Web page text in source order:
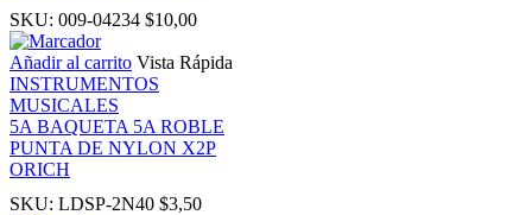
SKU: 009-04234 $10,00
Añadir al carrito Vista Rápida
INSTRUMENTOS
MUSICALES
5A BAQUETA 5A ROBLE
PUNTA DE NYLON X2P
ORICH
SKU: LDSP-2N40 $3,50